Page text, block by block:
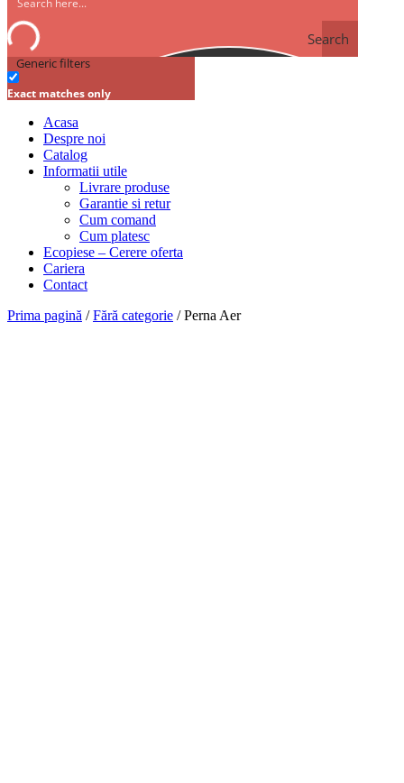
Search
Generic filters
Exact matches only
Acasa
Despre noi
Catalog
Informatii utile
Livrare produse
Garantie si retur
Cum comand
Cum platesc
Ecopiese – Cerere oferta
Cariera
Contact
Prima pagină /Fără categorie / Perna Aer